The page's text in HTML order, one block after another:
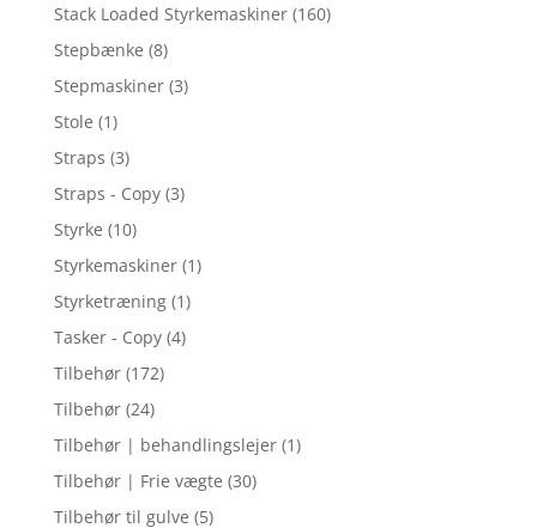
Stack Loaded Styrkemaskiner (160)
Stepbænke (8)
Stepmaskiner (3)
Stole (1)
Straps (3)
Straps - Copy (3)
Styrke (10)
Styrkemaskiner (1)
Styrketræning (1)
Tasker - Copy (4)
Tilbehør (172)
Tilbehør (24)
Tilbehør | behandlingslejer (1)
Tilbehør | Frie vægte (30)
Tilbehør til gulve (5)